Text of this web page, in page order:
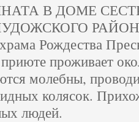
В ДОМЕ
Рождества
проживает
молебны,
колясок.
людей.